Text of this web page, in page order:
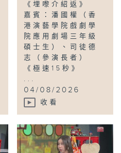
《埋嚟介紹返》
嘉賓：潘國權（香
港演藝學院戲劇學
院應用劇場三年級
碩士生）、司徒德
志（參演長者）
《極速15秒》
...
04/08/2026
收看